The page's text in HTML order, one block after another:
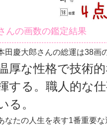
んの画数の鑑定結果
田慶大郎さんの総運は38画
厚な性格で技術
する。職人的な
る。
なたの人生を表す1番重要